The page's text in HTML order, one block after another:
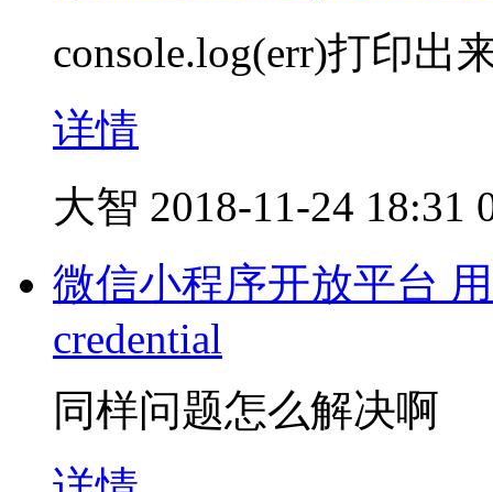
console.log(err)打印出
详情
大智 2018-11-24 18:31
微信小程序开放平台
credential
同样问题怎么解决啊